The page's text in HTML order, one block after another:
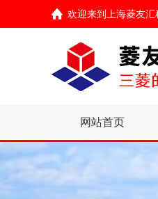
欢迎来到 上海菱友
网站首页